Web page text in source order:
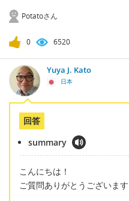
Potatoさん
0 6520
Yuya J. Kato
日本
回答
summary
こんにちは！
ご質問ありがとうございます